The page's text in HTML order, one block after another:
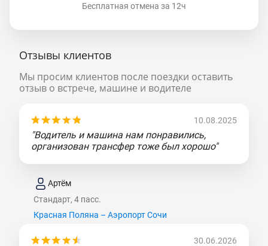
Бесплатная отмена за 12ч
Отзывы клиентов
Мы просим клиентов после поездки оставить
отзыв о встрече, машине и водителе
10.08.2025
"Водитель и машина нам понравились,
организован трансфер тоже был хорошо"
Артём
Стандарт, 4 пасс.
Красная Поляна – Аэропорт Сочи
30.06.2026